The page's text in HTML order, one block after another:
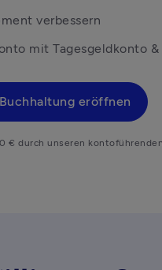
verbessern
mit Tagesgeldkonto
eröffnen
€ durch unseren